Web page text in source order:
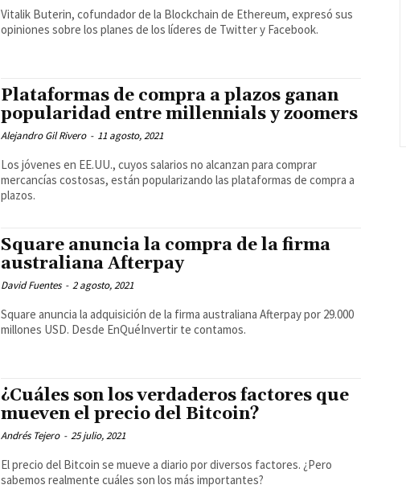
Vitalik Buterin, cofundador de la Blockchain de Ethereum, expresó sus
opiniones sobre los planes de los líderes de Twitter y Facebook.
Plataformas de compra a plazos ganan
popularidad entre millennials y zoomers
Alejandro Gil Rivero - 11 agosto, 2021
Los jóvenes en EE.UU., cuyos salarios no alcanzan para comprar
mercancías costosas, están popularizando las plataformas de compra a
plazos.
Square anuncia la compra de la firma
australiana Afterpay
David Fuentes - 2 agosto, 2021
Square anuncia la adquisición de la firma australiana Afterpay por 29.000
millones USD. Desde EnQuéInvertir te contamos.
¿Cuáles son los verdaderos factores que
mueven el precio del Bitcoin?
Andrés Tejero - 25 julio, 2021
El precio del Bitcoin se mueve a diario por diversos factores. ¿Pero
sabemos realmente cuáles son los más importantes?